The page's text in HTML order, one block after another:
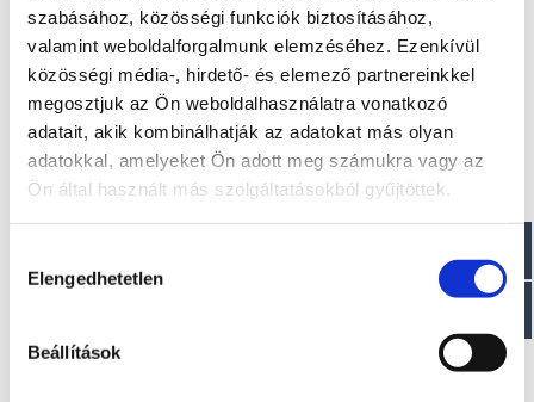
szabásához, közösségi funkciók biztosításához,
valamint weboldalforgalmunk elemzéséhez. Ezenkívül
közösségi média-, hirdető- és elemező partnereinkkel
megosztjuk az Ön weboldalhasználatra vonatkozó
adatait, akik kombinálhatják az adatokat más olyan
adatokkal, amelyeket Ön adott meg számukra vagy az
Ön által használt más szolgáltatásokból gyűjtöttek.
kiválasztása
Elengedhetetlen
Beállítások
Visszahívást kérek!